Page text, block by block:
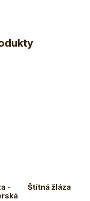
-
Štítná žláza